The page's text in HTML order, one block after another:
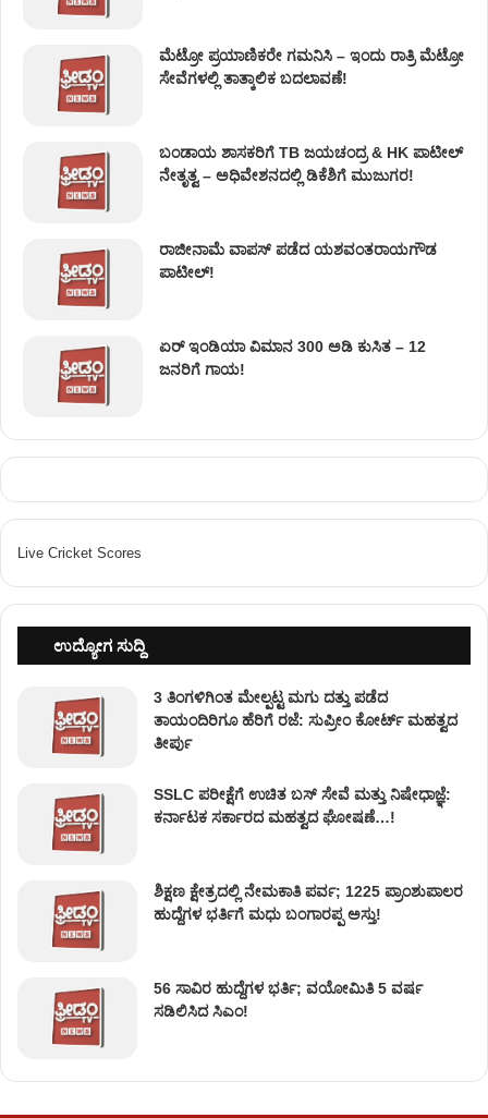
ಮೆಟ್ರೋ ಪ್ರಯಾಣಿಕರೇ ಗಮನಿಸಿ – ಇಂದು ರಾತ್ರಿ ಮೆಟ್ರೋ
ಸೇವೆಗಳಲ್ಲಿ ತಾತ್ಕಾಲಿಕ ಬದಲಾವಣೆ!
ಬಂಡಾಯ ಶಾಸಕರಿಗೆ TB ಜಯಚಂದ್ರ & HK ಪಾಟೀಲ್
ನೇತೃತ್ವ – ಅಧಿವೇಶನದಲ್ಲಿ ಡಿಕೆಶಿಗೆ ಮುಜುಗರ!
ರಾಜೀನಾಮೆ ವಾಪಸ್ ಪಡೆದ ಯಶವಂತರಾಯಗೌಡ
ಪಾಟೀಲ್‌!
ಏರ್ ಇಂಡಿಯಾ ವಿಮಾನ 300 ಅಡಿ ಕುಸಿತ – 12
ಜನರಿಗೆ ಗಾಯ!
Live Cricket Scores
ಉದ್ಯೋಗ ಸುದ್ದಿ
3 ತಿಂಗಳಿಗಿಂತ ಮೇಲ್ಪಟ್ಟ ಮಗು ದತ್ತು ಪಡೆದ
ತಾಯಂದಿರಿಗೂ ಹೆರಿಗೆ ರಜೆ: ಸುಪ್ರೀಂ ಕೋರ್ಟ್ ಮಹತ್ವದ
ತೀರ್ಪು
SSLC ಪರೀಕ್ಷೆಗೆ ಉಚಿತ ಬಸ್ ಸೇವೆ ಮತ್ತು ನಿಷೇಧಾಜ್ಞೆ:
ಕರ್ನಾಟಕ ಸರ್ಕಾರದ ಮಹತ್ವದ ಘೋಷಣೆ…!
ಶಿಕ್ಷಣ ಕ್ಷೇತ್ರದಲ್ಲಿ ನೇಮಕಾತಿ ಪರ್ವ; 1225 ಪ್ರಾಂಶುಪಾಲರ
ಹುದ್ದೆಗಳ ಭರ್ತಿಗೆ ಮಧು ಬಂಗಾರಪ್ಪ ಅಸ್ತು!
56 ಸಾವಿರ ಹುದ್ದೆಗಳ ಭರ್ತಿ; ವಯೋಮಿತಿ 5 ವರ್ಷ
ಸಡಿಲಿಸಿದ ಸಿಎಂ!